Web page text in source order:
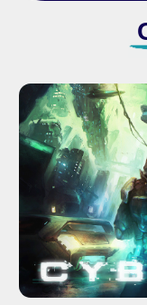
ANNIVERSAIRES
CONTACT